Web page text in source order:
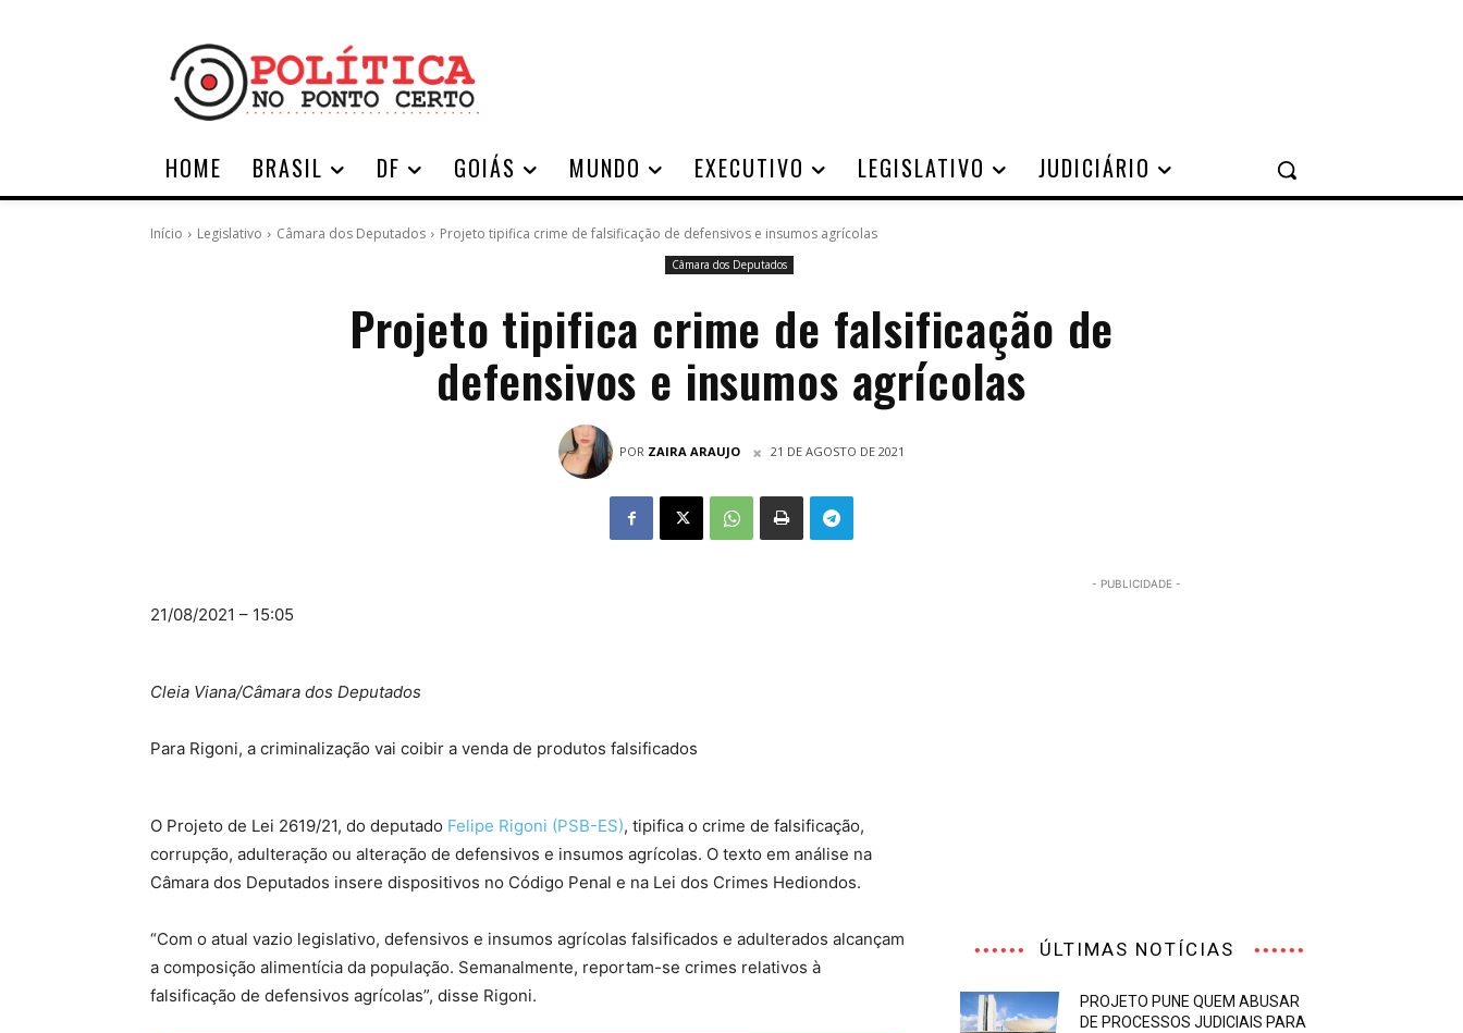
HOME BRASIL DF GOIÁS MUNDO EXECUTIVO LEGISLATIVO JUDICIÁRIO
Início Legislativo Câmara dos Deputados Projeto tipifica crime de falsificação de defensivos e insumos agrícolas
Câmara dos Deputados
Projeto tipifica crime de falsificação de
defensivos e insumos agrícolas
POR ZAIRA ARAUJO 21 DE AGOSTO DE 2021
21/08/2021 – 15:05
Cleia Viana/Câmara dos Deputados
Para Rigoni, a criminalização vai coibir a venda de produtos falsificados
O Projeto de Lei 2619/21, do deputado Felipe Rigoni (PSB-ES), tipifica o crime de falsificação,
corrupção, adulteração ou alteração de defensivos e insumos agrícolas. O texto em análise na
Câmara dos Deputados insere dispositivos no Código Penal e na Lei dos Crimes Hediondos.
“Com o atual vazio legislativo, defensivos e insumos agrícolas falsificados e adulterados alcançam
a composição alimentícia da população. Semanalmente, reportam-se crimes relativos à
falsificação de defensivos agrícolas”, disse Rigoni.
- PUBLICIDADE -
ÚLTIMAS NOTÍCIAS
PROJETO PUNE QUEM ABUSAR
DE PROCESSOS JUDICIAIS PARA